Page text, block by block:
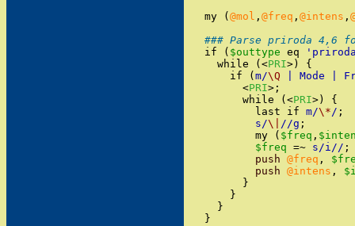
my
( @mol , @freq , @intens ,
### Parse priroda 4,6
if
( $outtype eq '
while
( <PRI> )
{
if
( m/\Q | Mode |
<PRI> ;
while
( <PRI> )
{
last
if m/\*/ ;
s/\| //g ;
my
( $freq ,
$freq =~ s/i// ;
push @freq ,
push @intens ,
}
}
}
}